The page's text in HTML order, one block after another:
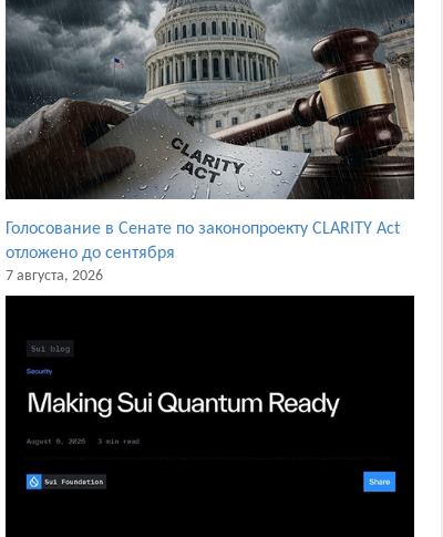
Голосование в Сенате по законопроекту CLARITY Act
отложено до сентября
7 августа, 2026